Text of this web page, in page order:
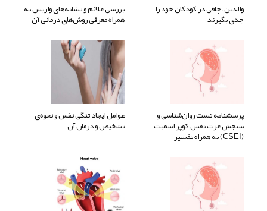
والدین، چاقی در کودکان خود را
جدی بگیرند
بررسی علائم و نشانه‌های واریس به
همراه معرفی روش‌های درمانی آن
پرسشنامه تست روان‌شناسی و
سنجش عزت نفس کوپر اسمیت
(CSEI) به همراه تفسیر
عوامل ایجاد تنگی نفس و نحوه‌ی
تشخیص و درمان آن